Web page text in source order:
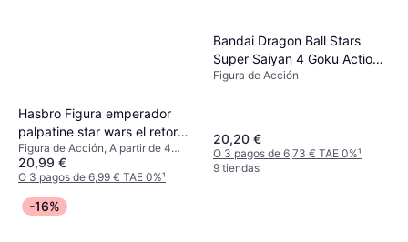
Hasbro Figura emperador
palpatine star wars el retorno
del jedi black series
Figura de Acción, A partir de 4
años, 1 pcs
20,99 €
O 3 pagos de 6,99 € TAE 0%¹
Bandai Dragon Ball Stars
Super Saiyan 4 Goku Action
Figure 17 cm
Figura de Acción
20,20 €
O 3 pagos de 6,73 € TAE 0%¹
9 tiendas
-16%